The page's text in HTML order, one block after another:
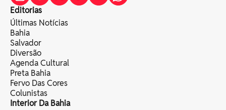
Editorias
Últimas Notícias
Bahia
Salvador
Diversão
Agenda Cultural
Preta Bahia
Fervo Das Cores
Colunistas
Interior Da Bahia